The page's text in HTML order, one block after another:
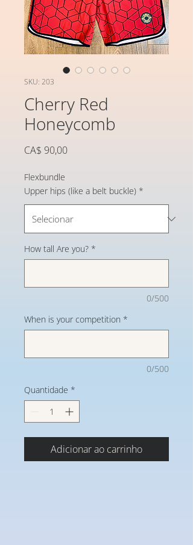
SKU: 203
Cherry Red
Honeycomb
CA$ 90,00Preço
Flexbundle
Upper hips (like a belt buckle) *
How tall Are you? *
0/500
When is your competition *
0/500
Quantidade *
Adicionar ao carrinho